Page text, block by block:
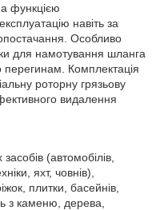
функцією
навіть за
Особливо
для намотування шланга
перегинам. Комплектація
роторну грязьову
видалення
(автомобілів,
яхт, човнів),
плитки, басейнів,
з каменю, дерева,